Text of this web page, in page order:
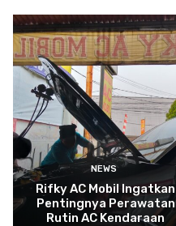
NEWS
Rifky AC Mobil Ingatkan
Pentingnya Perawatan
Rutin AC Kendaraan